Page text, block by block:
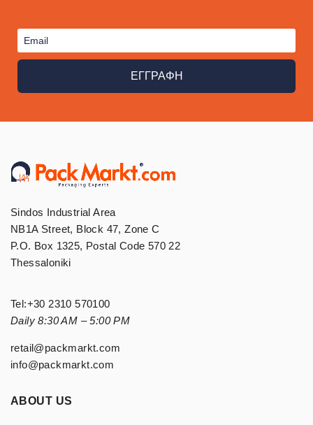
ΕΓΓΡΑΦΗ
Sindos Industrial Area
NB1A Street, Block 47, Zone C
P.O. Box 1325, Postal Code 570 22
Thessaloniki
Tel:+30 2310 570100
Daily 8:30 AM – 5:00 PM
retail@packmarkt.com
info@packmarkt.com
ABOUT US